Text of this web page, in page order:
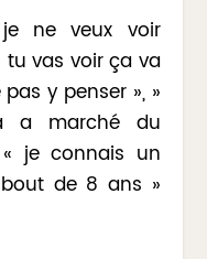
ne veux voir
tu vas voir ça va
y penser », »
a marché du
je connais un
de 8 ans »